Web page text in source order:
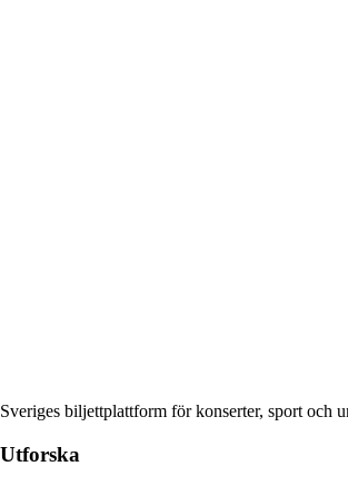
Sveriges biljettplattform för konserter, sport och
Utforska